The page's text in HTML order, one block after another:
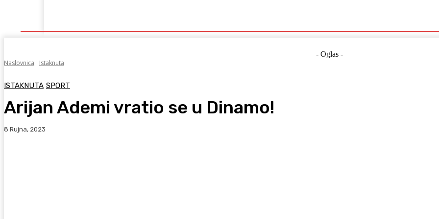
- Oglas -
Naslovnica
Istaknuta
ISTAKNUTA SPORT
Arijan Ademi vratio se u Dinamo!
8 Rujna, 2023